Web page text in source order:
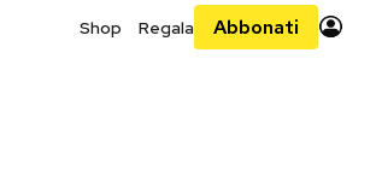
Shop Regala Abbonati